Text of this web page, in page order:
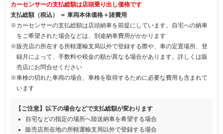
カーセンサーの支払総額は店頭乗り出し価格です
支払総額（税込） ＝ 車両本体価格＋諸費用
※カーセンサーの支払総額は店頭納車を前提にしています。自宅への納車
をご希望された場合などは、別途納車費用がかかります
※販売店の所在する所轄運輸支局以外で登録する際や、車の定置場所、登
録月によって、手数料や税金の額が異なる場合があります。詳しくは販
売店にお問合せください
※車検の切れた車両の場合、車検を取得するために必要な費用も含まれて
います
【ご注意】以下の場合などで支払総額が変わります
自宅などの指定の場所へ陸送納車を希望する場合
販売店所在地の所轄運輸支局以外で登録する場合